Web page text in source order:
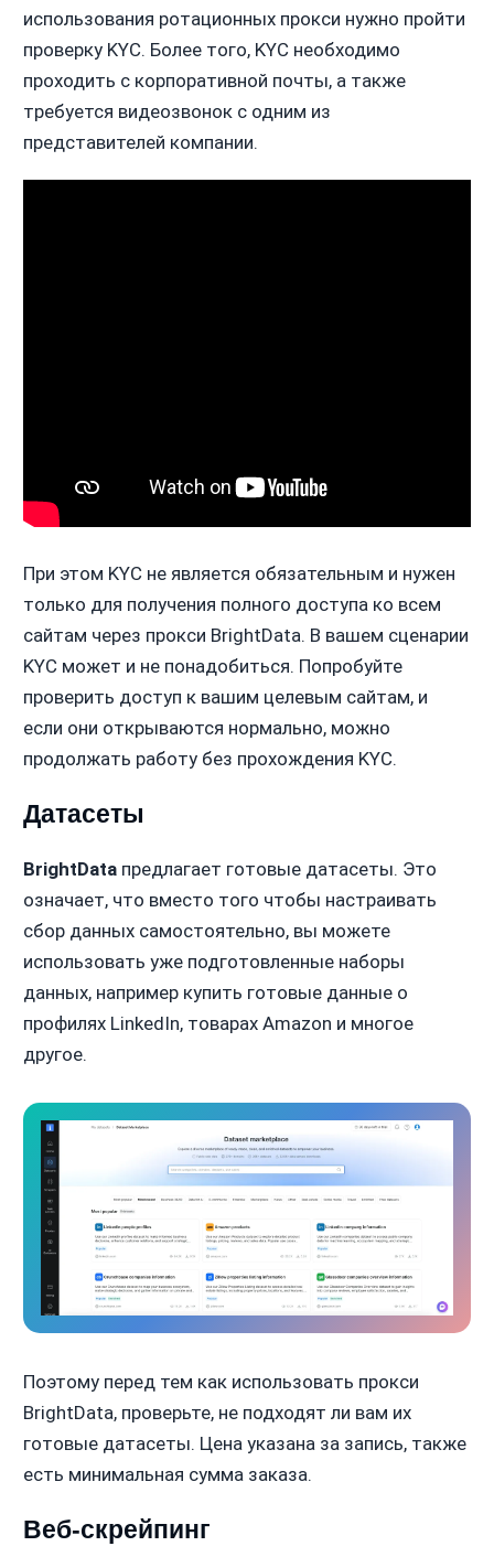
использования ротационных прокси нужно пройти
проверку KYC. Более того, KYC необходимо
проходить с корпоративной почты, а также
требуется видеозвонок с одним из
представителей компании.
При этом KYC не является обязательным и нужен
только для получения полного доступа ко всем
сайтам через прокси BrightData. В вашем сценарии
KYC может и не понадобиться. Попробуйте
проверить доступ к вашим целевым сайтам, и
если они открываются нормально, можно
продолжать работу без прохождения KYC.
Датасеты
BrightDataпредлагает готовые датасеты. Это
означает, что вместо того чтобы настраивать
сбор данных самостоятельно, вы можете
использовать уже подготовленные наборы
данных, например купить готовые данные о
профилях LinkedIn, товарах Amazon и многое
другое.
Поэтому перед тем как использовать прокси
BrightData, проверьте, не подходят ли вам их
готовые датасеты. Цена указана за запись, также
есть минимальная сумма заказа.
Веб-скрейпинг